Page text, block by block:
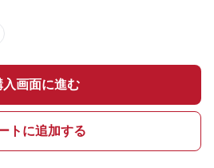
入画面に進む
トに追加する